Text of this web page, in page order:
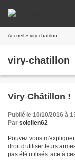
Accueil » viry-chatillon
viry-chatillon
Viry-Châtillon !
Publié le 10/10/2016 à
Par soleilen62
Pouvez vous
droit d'utiliser leurs
pas été utilisés face à